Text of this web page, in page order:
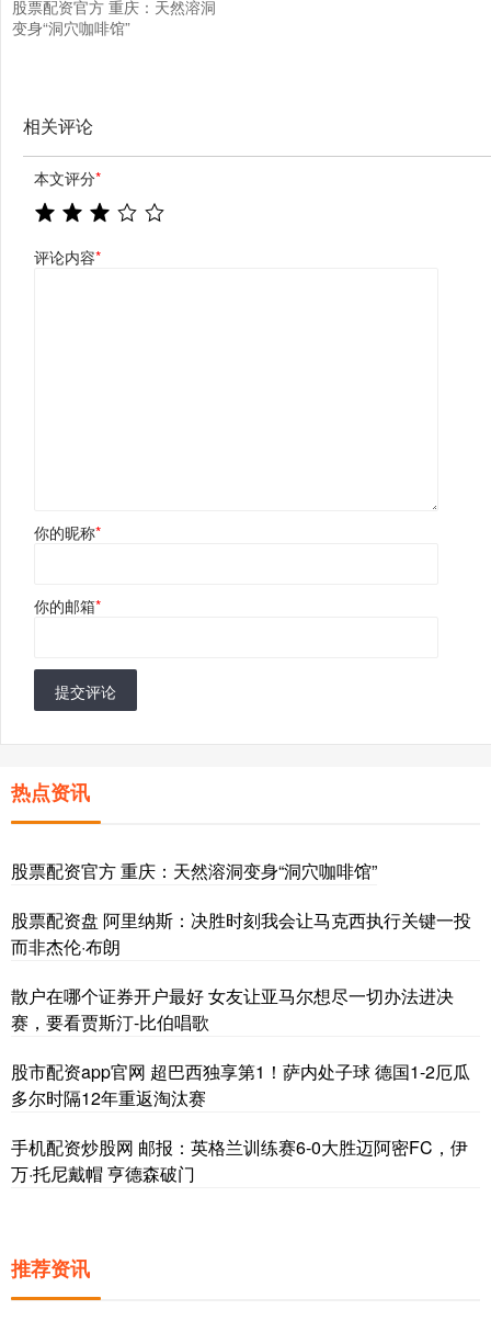
股票配资官方 重庆：天然溶洞
变身“洞穴咖啡馆”
相关评论
本文评分*
评论内容*
你的昵称*
你的邮箱*
提交评论
热点资讯
股票配资官方 重庆：天然溶洞变身“洞穴咖啡馆”
股票配资盘 阿里纳斯：决胜时刻我会让马克西执行关键一投
而非杰伦·布朗
散户在哪个证券开户最好 女友让亚马尔想尽一切办法进决
赛，要看贾斯汀-比伯唱歌
股市配资app官网 超巴西独享第1！萨内处子球 德国1-2厄瓜
多尔时隔12年重返淘汰赛
手机配资炒股网 邮报：英格兰训练赛6-0大胜迈阿密FC，伊
万·托尼戴帽 亨德森破门
推荐资讯